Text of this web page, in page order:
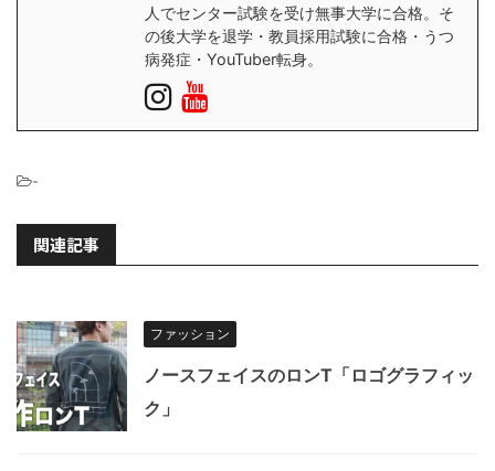
人でセンター試験を受け無事大学に合格。そ
の後大学を退学・教員採用試験に合格・うつ
病発症・YouTuber転身。
-
関連記事
ファッション
ノースフェイスのロンT「ロゴグラフィッ
ク」